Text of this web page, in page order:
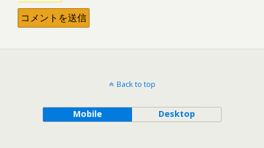
Back to top
Mobile Desktop